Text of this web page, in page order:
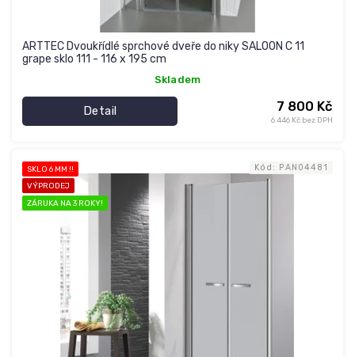
ARTTEC Dvoukřídlé sprchové dveře do niky SALOON C 11
grape sklo 111 - 116 x 195 cm
Skladem
6 446 Kč bez DPH
7 800 Kč
Detail
SKLO 6 MM !!
VÝPRODEJ
ZÁRUKA NA 3 ROKY!
Kód: PAN04481